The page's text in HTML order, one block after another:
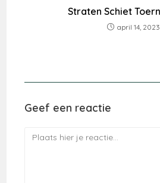
Straten Schiet
april 14, 2023
Geef een reactie
Reactie